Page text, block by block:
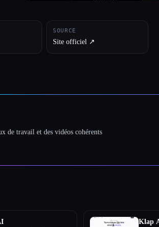
SOURCE
Site officiel ↗︎
de travail et des vidéos cohérents
Klap